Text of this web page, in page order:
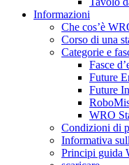
Informazioni
Che cos’è
Corso di una
Categorie e
Fasce
Future
Future
WRO
Condizioni di
Informativa
Principi guida